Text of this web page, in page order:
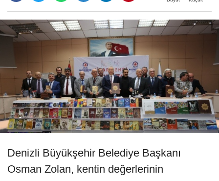
Denizli Büyükşehir Belediye Başkanı
Osman Zolan, kentin değerlerinin